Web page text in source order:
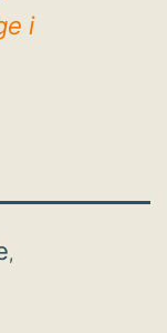
i
,